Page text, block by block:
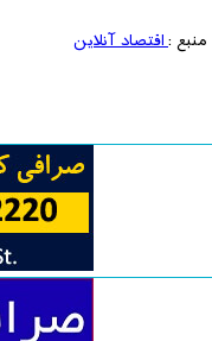
منبع :اقتصاد آنلاین